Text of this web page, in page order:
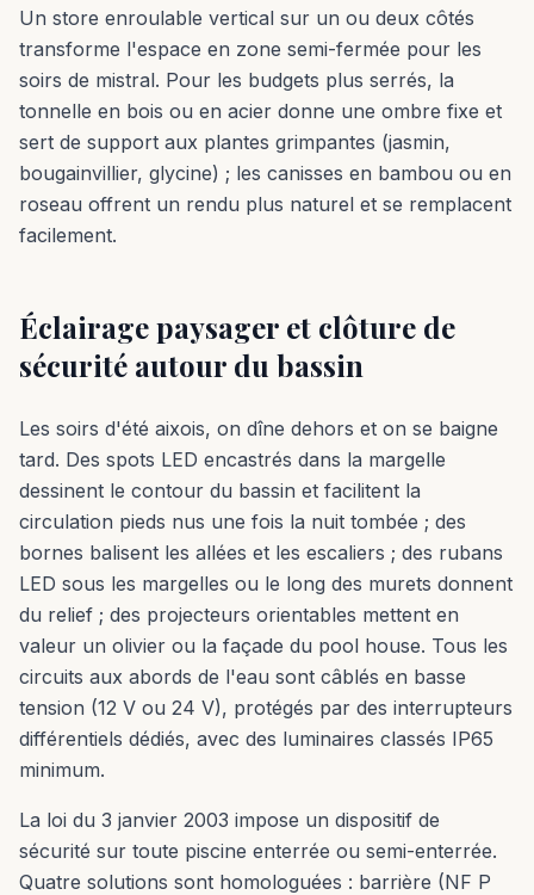
Un store enroulable vertical sur un ou deux côtés
transforme l'espace en zone semi-fermée pour les
soirs de mistral. Pour les budgets plus serrés, la
tonnelle en bois ou en acier donne une ombre fixe et
sert de support aux plantes grimpantes (jasmin,
bougainvillier, glycine) ; les canisses en bambou ou en
roseau offrent un rendu plus naturel et se remplacent
facilement.
Éclairage paysager et clôture de
sécurité autour du bassin
Les soirs d'été aixois, on dîne dehors et on se baigne
tard. Des spots LED encastrés dans la margelle
dessinent le contour du bassin et facilitent la
circulation pieds nus une fois la nuit tombée ; des
bornes balisent les allées et les escaliers ; des rubans
LED sous les margelles ou le long des murets donnent
du relief ; des projecteurs orientables mettent en
valeur un olivier ou la façade du pool house. Tous les
circuits aux abords de l'eau sont câblés en basse
tension (12 V ou 24 V), protégés par des interrupteurs
différentiels dédiés, avec des luminaires classés IP65
minimum.
La loi du 3 janvier 2003 impose un dispositif de
sécurité sur toute piscine enterrée ou semi-enterrée.
Quatre solutions sont homologuées : barrière (NF P